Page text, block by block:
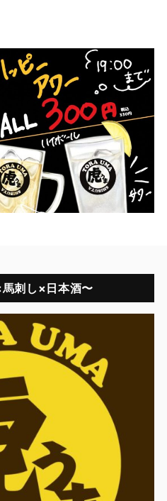
刺し×日本酒〜